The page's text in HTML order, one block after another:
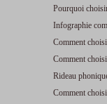
Pourquoi
Infographie
Comment
Comment
Rideau
Comment